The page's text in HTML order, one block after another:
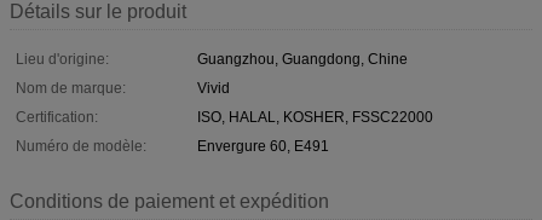
Détails sur le produit
Lieu d'origine:
Guangzhou, Guangdong, Chine
Nom de marque:
Vivid
Certification:
ISO, HALAL, KOSHER, FSSC22000
Numéro de modèle:
Envergure 60, E491
Conditions de paiement et expédition